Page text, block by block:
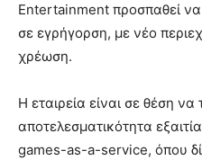
Entertainment προσπαθεί
σε εγρήγορση, με νέο
χρέωση.
Η εταιρεία είναι σε θέση να
αποτελεσματικότητα
games-as-a-service, όπου